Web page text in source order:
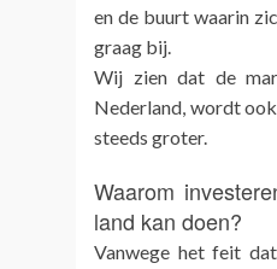
en de buurt waarin
graag bij.
Wij zien dat de
Nederland, wordt
steeds groter.
Waarom
land kan doen?
Vanwege het feit